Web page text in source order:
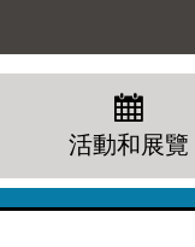
活動和展覽